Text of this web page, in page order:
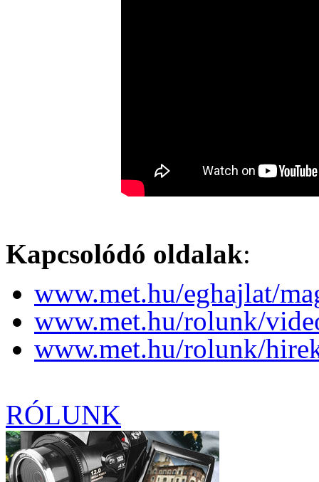
Kapcsolódó oldalak:
www.met.hu/eghajlat/
www.met.hu/rolunk/
www.met.hu/rolunk/
RÓLUNK